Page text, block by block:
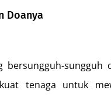
Doanya
bersungguh-
tenaga untuk